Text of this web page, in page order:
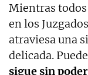
Mientras
en los
atraviesa una
delicada.
sigue sin